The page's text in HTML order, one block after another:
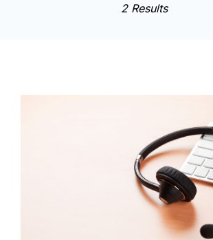
2 Results